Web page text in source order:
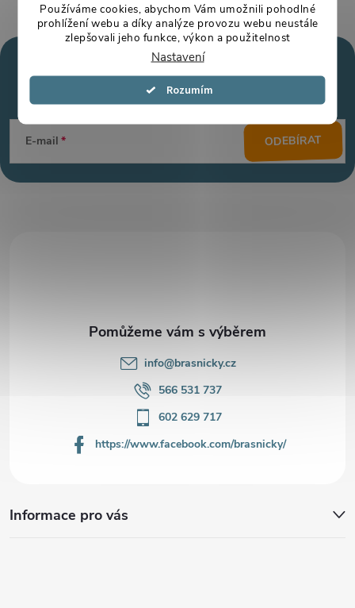
Používáme cookies, abychom Vám umožnili pohodlné
prohlížení webu a díky analýze provozu webu neustále
zlepšovali jeho funkce, výkon a použitelnost
Nastavení
Souhlasím
p
Mějte přehled o novinkách
a slevách
E-mail ODEBÍRAT
info@brasnicky.cz
566 531 737
602 629 717
https://www.facebook.com/brasnicky/
Informace pro vás